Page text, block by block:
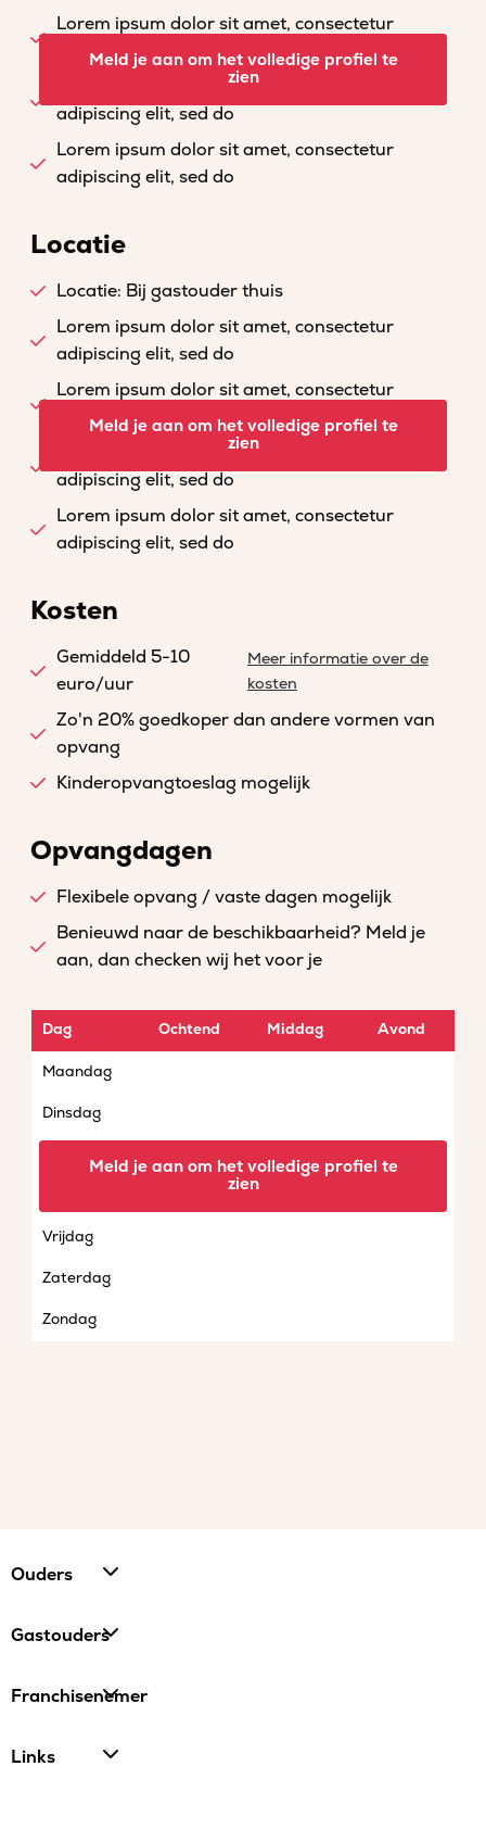
Lorem ipsum dolor sit amet, consectetur
adipiscing elit, sed do
Lorem ipsum dolor sit amet, consectetur
adipiscing elit, sed do
Lorem ipsum dolor sit amet, consectetur
adipiscing elit, sed do
Meld je aan om het volledige profiel te
zien
Locatie
Locatie: Bij gastouder thuis
Lorem ipsum dolor sit amet, consectetur
adipiscing elit, sed do
Lorem ipsum dolor sit amet, consectetur
adipiscing elit, sed do
Lorem ipsum dolor sit amet, consectetur
adipiscing elit, sed do
Lorem ipsum dolor sit amet, consectetur
adipiscing elit, sed do
Meld je aan om het volledige profiel te
zien
Kosten
Gemiddeld 5-10
euro/uur
Meer informatie over de
kosten
Zo'n 20% goedkoper dan andere vormen van
opvang
Kinderopvangtoeslag mogelijk
Opvangdagen
Flexibele opvang / vaste dagen mogelijk
Benieuwd naar de beschikbaarheid? Meld je
aan, dan checken wij het voor je
Dag Ochtend Middag Avond
Maandag
Dinsdag
Vrijdag
Zaterdag
Zondag
Meld je aan om het volledige profiel te
zien
Ouders
Gastouders
Franchisenemer
Links